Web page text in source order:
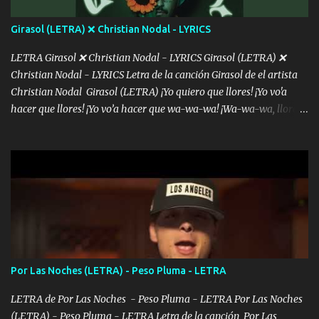
álbum's "José, vibras colores con la energía del diablo " ¿Si ...
Girasol (LETRA) ❌ Christian Nodal - LYRICS
LETRA Girasol ❌ Christian Nodal - LYRICS Girasol (LETRA) ❌
Christian Nodal - LYRICS Letra de la canción Girasol de el artista
Christian Nodal Girasol (LETRA) ¡Yo quiero que llores! ¡Yo vo'a
hacer que llores! ¡Yo vo’a hacer que wa-wa-wa! ¡Wa-wa-wa, llores!
intentas rimar Pobre payaso que usa a todo el mundo pa' conectar
con la gente Dices "Latino Gang" pero pisas a to'a tu gente Pa’ dar
mensajes, m'ijo, hay quе ser coherentеs Si tú no eres artista, al
menos se prudente Hoy me sabe a mierda, traigo un Balvin en los
dientes Por falta de empatía le toca ser resiliente ¿Acaso eres
consciente de los followers que mueves? Parcerito, abre los ojos y
ve el poder que tienes Otro chiste malo son los nombres de tus
álbum's "José, vibras colores con la energía del diablo " ¿Si ...
Por Las Noches (LETRA) - Peso Pluma - LETRA
LETRA de Por Las Noches - Peso Pluma - LETRA Por Las Noches
(LETRA) - Peso Pluma - LETRA Letra de la canción Por Las